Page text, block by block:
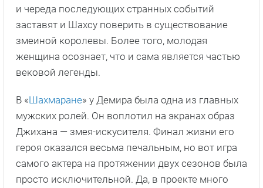
и череда последующих странных событий
заставят и Шахсу поверить в существование
змеиной королевы. Более того, молодая
женщина осознает, что и сама является частью
вековой легенды.
В «Шахмаране» у Демира была одна из главных
мужских ролей. Он воплотил на экранах образ
Джихана — змея-искусителя. Финал жизни его
героя оказался весьма печальным, но вот игра
самого актера на протяжении двух сезонов была
просто исключительной. Да, в проекте много